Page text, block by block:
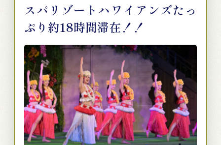
スパリゾートハワイアンズたっ
ぷり約18時間滞在！！